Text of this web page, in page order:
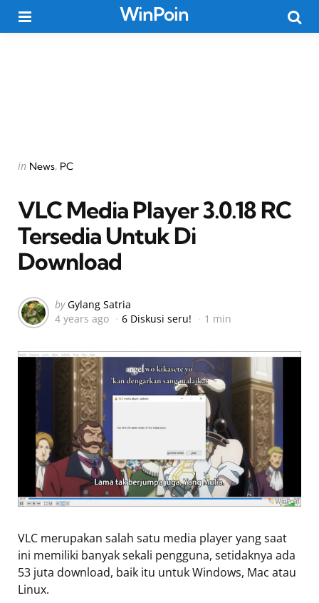
WinPoin
Categories
Posted
in News PC
VLC Media Player 3.0.18 RC
Tersedia Untuk Di
Download
Posted
by
by Gylang Satria
4 years ago
6 Diskusi seru! 1 min
VLC merupakan salah satu media player yang saat
ini memiliki banyak sekali pengguna, setidaknya ada
53 juta download, baik itu untuk Windows, Mac atau
Linux.